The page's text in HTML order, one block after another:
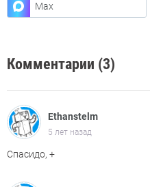
Max
Комментарии (3)
Ethanstelm
5 лет назад
Спасидо, +